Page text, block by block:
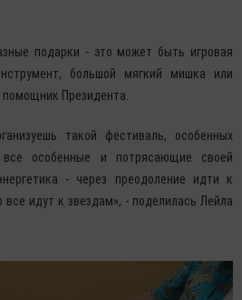
подарки - это может быть игровая
большой мягкий мишка или
помощник Президента.
такой фестиваль, особенных
особенные и потрясающие своей
- через преодоление идти к
идут к звездам», - поделилась Лейла